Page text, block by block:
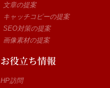
文章の提案
キャッチコピーの提案
SEO対策の提案
画像素材の提案
お役立ち情報
HP訪問